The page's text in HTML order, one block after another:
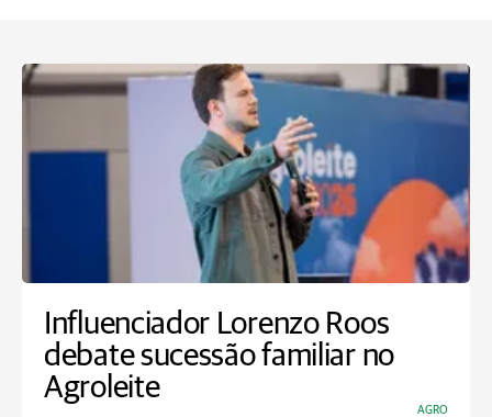
Influenciador Lorenzo Roos
debate sucessão familiar no
Agroleite
AGRO